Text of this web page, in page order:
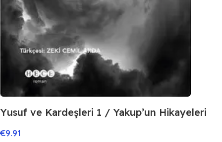
Yusuf ve Kardeşleri 1 / Yakup’un Hikayeleri
€9.91